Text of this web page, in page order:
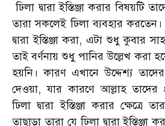
ঢিলা দ্বারা ইস্তিঞ্জা করার বিষয়টি
তারা সকলেই ঢিলা ব্যবহার
দ্বারা ইস্তিঞ্জা করা, এটা শুধু কুবার
তাই বর্ণনায় শুধু পানির উল্লেখ করা
হয়নি। কারণ এখানে উদ্দেশ্য
দেওয়া, যার কারণে আল্লাহ
ঢিলা দ্বারা ইস্তিঞ্জা করার ক্ষেত্রে
তাছাড়া তারা যে ঢিলা দ্বারা